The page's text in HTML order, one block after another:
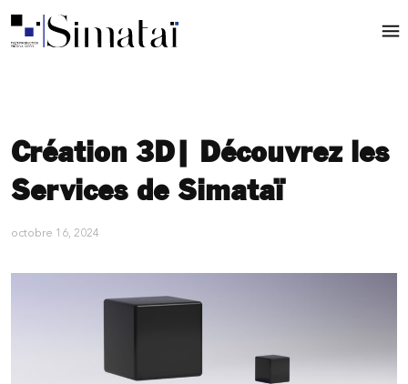
Création 3D| Découvrez les
Services de Simataï
octobre 16, 2024